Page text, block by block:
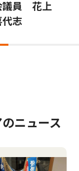
議員 花上
代志
ニュース